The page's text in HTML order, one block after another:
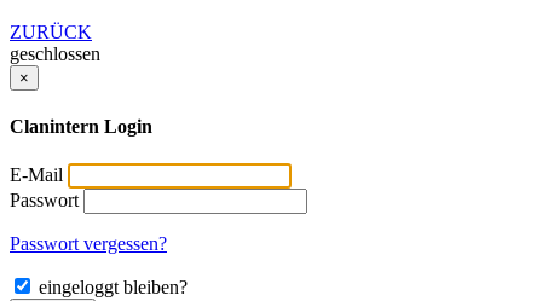
ZURÜCK
geschlossen
×
Clanintern Login
E-Mail
Passwort
Passwort vergessen?
eingeloggt bleiben?